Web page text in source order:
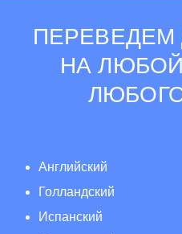
НА
Английский
Голландский
Испанский